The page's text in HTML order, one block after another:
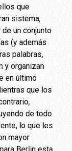
que
sistema,
un conjunto
(y además
palabras,
y organizan
en último
que los
de todo
lo que les
mayor